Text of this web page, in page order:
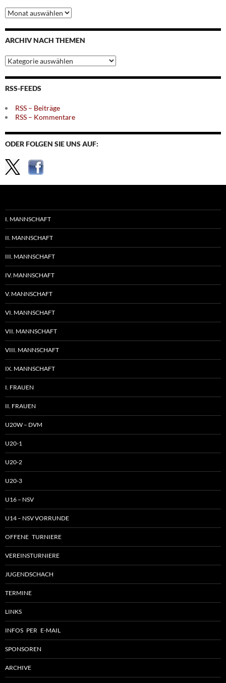
Archiv
nach
Monaten
ARCHIV NACH THEMEN
Archiv
nach
Themen
RSS-FEEDS
RSS – Beiträge
RSS – Kommentare
ODER FOLGEN SIE UNS AUF:
I. MANNSCHAFT
II. MANNSCHAFT
III. MANNSCHAFT
IV. MANNSCHAFT
V. MANNSCHAFT
VI. MANNSCHAFT
VII. MANNSCHAFT
VIII. MANNSCHAFT
IX. MANNSCHAFT
I. FRAUEN
II. FRAUEN
U20W – DVM
U20-1
U20-2
U20-3
U16 – NSV
U14 – NSV VORRUNDE
OFFENE TURNIERE
VEREINSTURNIERE
JUGENDSCHACH
TERMINE
LINKS
INFOS PER E-MAIL
SPONSOREN
ARCHIVE